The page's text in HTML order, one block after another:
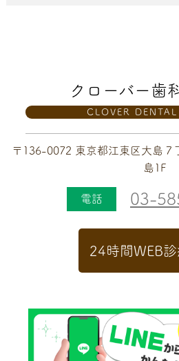
クローバー歯
CLOVER
〒136-0072 東京都江東区大島
島1F
電話 03-
24時間WEB